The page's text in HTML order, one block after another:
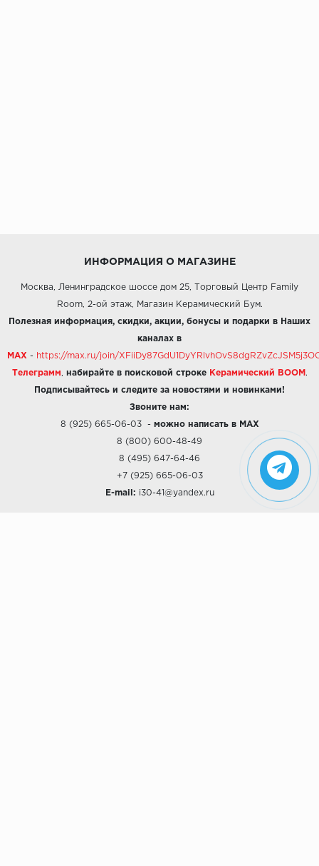
ИНФОРМАЦИЯ О МАГАЗИНЕ
Москва, Ленинградское шоссе дом 25, Торговый Центр Family
Room, 2-ой этаж, Магазин Керамический Бум.
Полезная информация, скидки, акции, бонусы и подарки в Наших
каналах в
MAX - https://max.ru/join/
Телеграмм набирайте в поисковой строке Керамический BOOM .
Подписывайтесь и следите за новостями и новинками!
Звоните нам:
8 (925) 665-06-03- можно написать в MAX
8 (800) 600-48-49
8 (495) 647-64-46
+7 (925) 665-06-03
E-mail: i30-41@yandex.ru